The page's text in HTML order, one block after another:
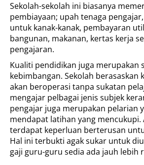
Sekolah-sekolah ini biasanya
pembiayaan; upah tenaga
untuk kanak-kanak, pembayaran
bangunan, makanan, kertas kerja
pengajaran.
Kualiti pendidikan juga merupakan
kebimbangan. Sekolah berasaskan
akan beroperasi tanpa sukatan
mengajar pelbagai jenis subjek
pengajar juga merupakan pelarian
mendapat latihan yang mencukupi.
terdapat keperluan berterusan
Hal ini terbukti agak sukar untuk
gaji guru-guru sedia ada jauh lebih